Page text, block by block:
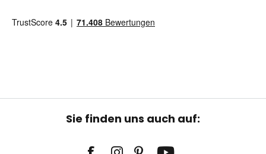
Sie finden uns auch auf: